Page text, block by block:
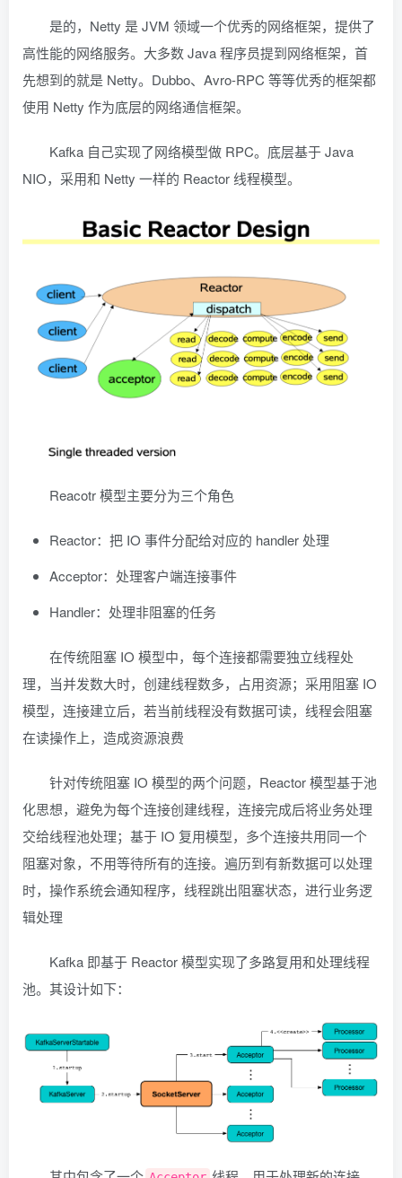
是的，Netty 是 JVM 领域一个优秀的网络框架，提供了
高性能的网络服务。大多数 Java 程序员提到网络框架，首
先想到的就是 Netty。Dubbo、Avro-RPC 等等优秀的框架都
使用 Netty 作为底层的网络通信框架。
Kafka 自己实现了网络模型做 RPC。底层基于 Java
NIO，采用和 Netty 一样的 Reactor 线程模型。
Reacotr 模型主要分为三个角色
Reactor：把 IO 事件分配给对应的 handler 处理
Acceptor：处理客户端连接事件
Handler：处理非阻塞的任务
在传统阻塞 IO 模型中，每个连接都需要独立线程处
理，当并发数大时，创建线程数多，占用资源；采用阻塞 IO
模型，连接建立后，若当前线程没有数据可读，线程会阻塞
在读操作上，造成资源浪费
针对传统阻塞 IO 模型的两个问题，Reactor 模型基于池
化思想，避免为每个连接创建线程，连接完成后将业务处理
交给线程池处理；基于 IO 复用模型，多个连接共用同一个
阻塞对象，不用等待所有的连接。遍历到有新数据可以处理
时，操作系统会通知程序，线程跳出阻塞状态，进行业务逻
辑处理
Kafka 即基于 Reactor 模型实现了多路复用和处理线程
池。其设计如下：